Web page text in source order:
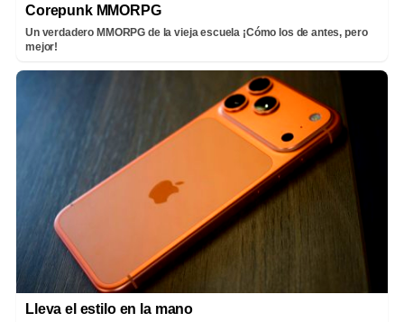
Corepunk MMORPG
Un verdadero MMORPG de la vieja escuela ¡Cómo los de antes, pero
mejor!
Lleva el estilo en la mano